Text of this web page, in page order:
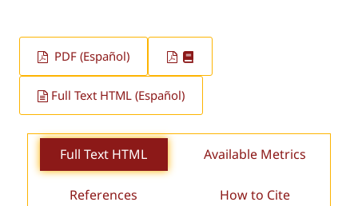
PDF (Español)
Full Text HTML (Español)
Full Text HTML Available Metrics
References How to Cite